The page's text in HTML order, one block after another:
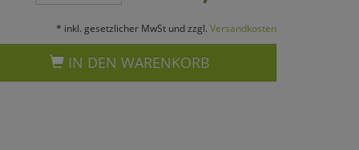
* inkl. gesetzlicher MwSt und zzgl. Versandkosten
IN DEN WARENKORB